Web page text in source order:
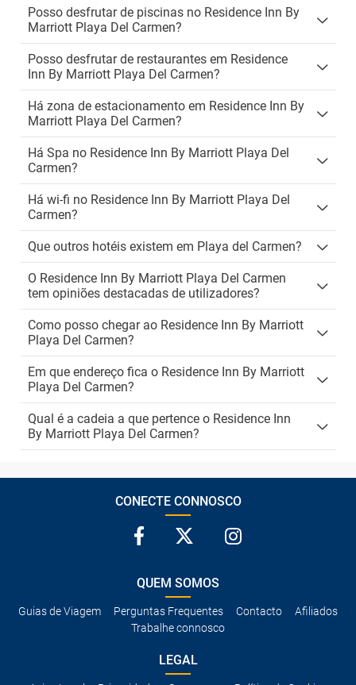
Posso desfrutar de piscinas no Residence Inn By
Marriott Playa Del Carmen?
Posso desfrutar de restaurantes em Residence
Inn By Marriott Playa Del Carmen?
Há zona de estacionamento em Residence Inn By
Marriott Playa Del Carmen?
Há Spa no Residence Inn By Marriott Playa Del
Carmen?
Há wi-fi no Residence Inn By Marriott Playa Del
Carmen?
Que outros hotéis existem em Playa del Carmen?
O Residence Inn By Marriott Playa Del Carmen
tem opiniões destacadas de utilizadores?
Como posso chegar ao Residence Inn By Marriott
Playa Del Carmen?
Em que endereço fica o Residence Inn By Marriott
Playa Del Carmen?
Qual é a cadeia a que pertence o Residence Inn
By Marriott Playa Del Carmen?
CONECTE CONNOSCO
QUEM SOMOS
Guias de Viagem Perguntas Frequentes Contacto
Afiliados
Trabalhe connosco
LEGAL